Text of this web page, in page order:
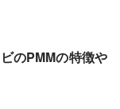
のPMMの特徴や